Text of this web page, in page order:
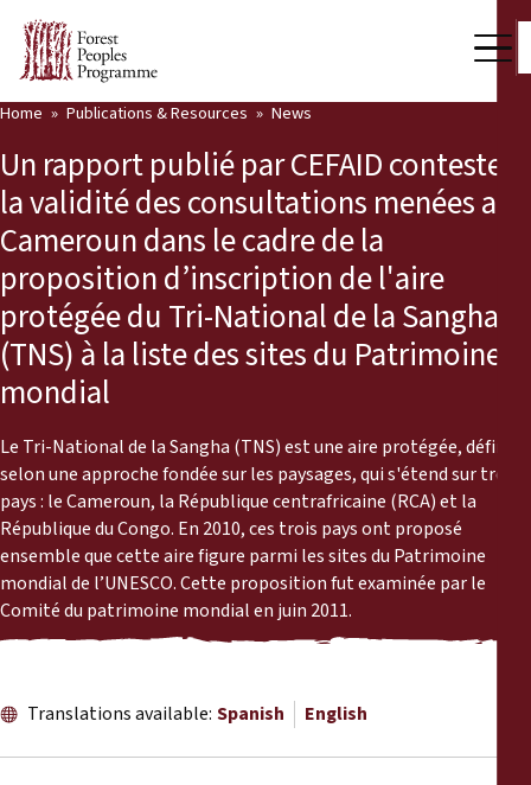
Who we are
Press Room
Support Us
Our Work
Community Voices
Partners & Countries
Latest News
Publications & Resources
Back
Publications & Resources
News
Reports
Press Releases
Home Publications & Resources News
Un rapport publié par CEFAID conteste
la validité des consultations menées au
Cameroun dans le cadre de la
proposition d’inscription de l'aire
protégée du Tri-National de la Sangha
(TNS) à la liste des sites du Patrimoine
mondial
Le Tri-National de la Sangha (TNS) est une aire protégée, définie
selon une approche fondée sur les paysages, qui s'étend sur trois
pays : le Cameroun, la République centrafricaine (RCA) et la
République du Congo. En 2010, ces trois pays ont proposé
ensemble que cette aire figure parmi les sites du Patrimoine
mondial de l’UNESCO. Cette proposition fut examinée par le
Comité du patrimoine mondial en juin 2011.
Translations available: Spanish English